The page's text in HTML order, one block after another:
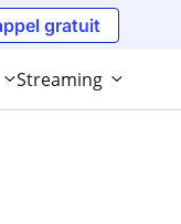
gratuit
Streaming